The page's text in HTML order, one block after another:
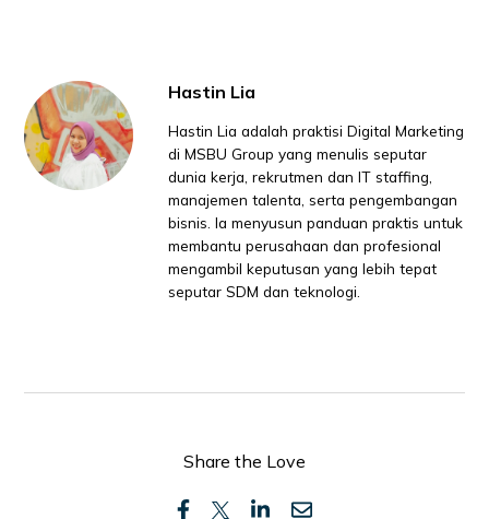
Hastin Lia
Hastin Lia adalah praktisi Digital Marketing
di MSBU Group yang menulis seputar
dunia kerja, rekrutmen dan IT staffing,
manajemen talenta, serta pengembangan
bisnis. Ia menyusun panduan praktis untuk
membantu perusahaan dan profesional
mengambil keputusan yang lebih tepat
seputar SDM dan teknologi.
Share the Love